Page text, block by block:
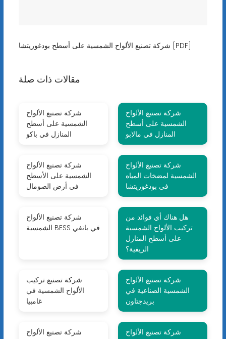
شركة تصنيع الألواح الشمسية على أسطح بودغوريتشا [PDF]
مقالات ذات صلة
شركة تصنيع الألواح
الشمسية على أسطح
المنازل في باكو
شركة تصنيع الألواح
الشمسية على أسطح
المنازل في مالابو
شركة تصنيع الألواح
الشمسية على الأسطح
في أرض الصومال
شركة تصنيع الألواح
الشمسية لمضخات المياه
في بودغوريتشا
شركة تصنيع الألواح
الشمسية BESS في بانغي
هل هناك أي فوائد من
تركيب الألواح الشمسية
على أسطح المنازل
الريفية؟
شركة تصنيع تركيب
الألواح الشمسية في
غامبيا
شركة تصنيع الألواح
الشمسية الصناعية في
بريدجتاون
شركة تصنيع الألواح
شركة تصنيع الألواح